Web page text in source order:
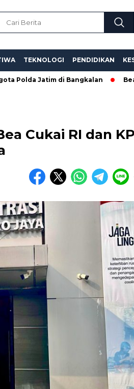
TEKNOLOGI PENDIDIKAN
di Bangkalan Bea Cukai Dinilai
Cukai RI dan